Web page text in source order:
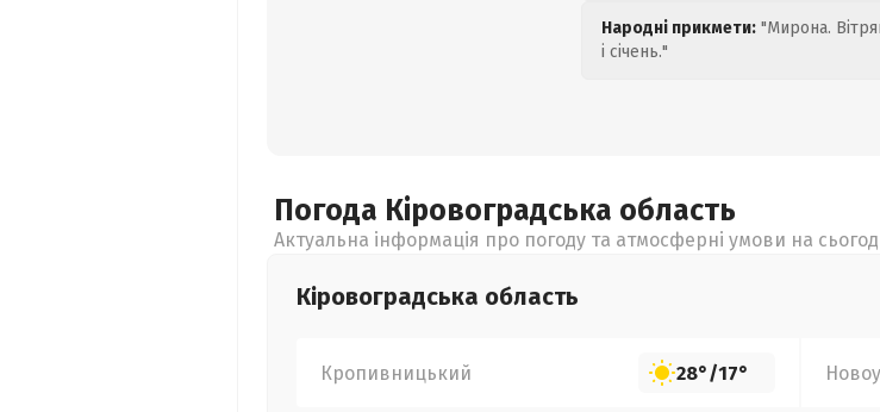
Народні прикмети: "Мирона.
і січень."
Погода Кіровоградська область
Актуальна інформація про погоду та атмосферні умови на
Кіровоградська область
Кропивницький 28°/17°